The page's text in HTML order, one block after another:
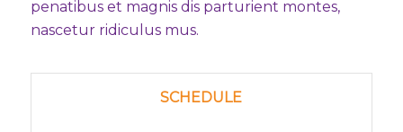
penatibus et magnis dis parturient montes,
nascetur ridiculus mus.
SCHEDULE